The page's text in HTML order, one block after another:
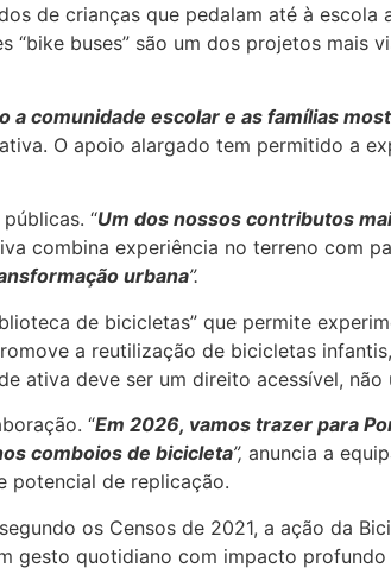
de crianças que pedalam até à escola
buses” são um dos projetos mais
comunidade escolar e as famílias
O apoio alargado tem permitido a
“Um dos nossos contributos
combina experiência no terreno com
urbana”.
de bicicletas” que permite
a reutilização de bicicletas
ativa deve ser um direito acessível, não
“Em 2026, vamos trazer para
comboios de bicicleta”, anuncia a
potencial de replicação.
os Censos de 2021, a ação da
gesto quotidiano com impacto